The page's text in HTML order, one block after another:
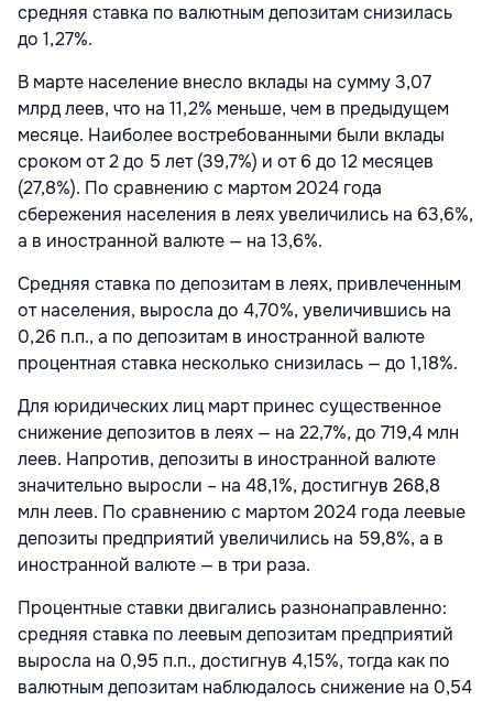
средняя ставка по валютным депозитам снизилась
до 1,27%.
В марте население внесло вклады на сумму 3,07
млрд леев, что на 11,2% меньше, чем в предыдущем
месяце. Наиболее востребованными были вклады
сроком от 2 до 5 лет (39,7%) и от 6 до 12 месяцев
(27,8%). По сравнению с мартом 2024 года
сбережения населения в леях увеличились на 63,6%,
а в иностранной валюте — на 13,6%.
Средняя ставка по депозитам в леях, привлеченным
от населения, выросла до 4,70%, увеличившись на
0,26 п.п., а по депозитам в иностранной валюте
процентная ставка несколько снизилась — до 1,18%.
Для юридических лиц март принес существенное
снижение депозитов в леях — на 22,7%, до 719,4 млн
леев. Напротив, депозиты в иностранной валюте
значительно выросли – на 48,1%, достигнув 268,8
млн леев. По сравнению с мартом 2024 года леевые
депозиты предприятий увеличились на 59,8%, а в
иностранной валюте — в три раза.
Процентные ставки двигались разнонаправленно:
средняя ставка по леевым депозитам предприятий
выросла на 0,95 п.п., достигнув 4,15%, тогда как по
валютным депозитам наблюдалось снижение на 0,54